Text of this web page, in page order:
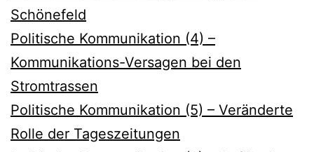
Schönefeld
Politische Kommunikation (4) –
Kommunikations-Versagen bei den
Stromtrassen
Politische Kommunikation (5) – Veränderte
Rolle der Tageszeitungen